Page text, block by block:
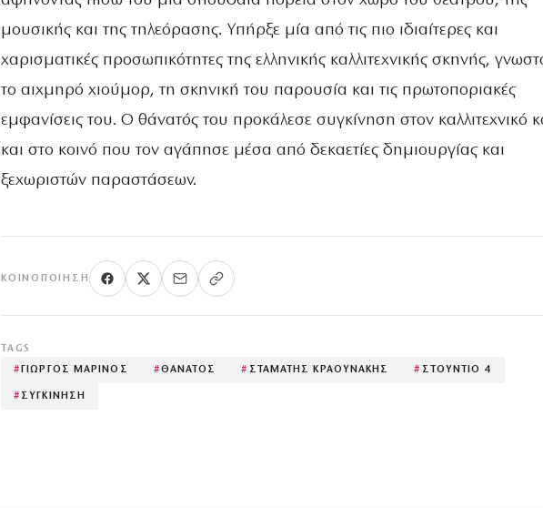
μουσικής και της τηλεόρασης. Υπήρξε μία από τις πιο ιδιαίτερες και
χαρισματικές προσωπικότητες της ελληνικής καλλιτεχνικής σκηνής,
το αιχμηρό χιούμορ, τη σκηνική του παρουσία και τις πρωτοποριακές
εμφανίσεις του. Ο θάνατός του προκάλεσε συγκίνηση στον καλλιτεχνικό
και στο κοινό που τον αγάπησε μέσα από δεκαετίες δημιουργίας και
ξεχωριστών παραστάσεων.
ΚΟΙΝΟΠΟΊΗΣΗ
TAGS
# ΓΙΩΡΓΟΣ ΜΑΡΙΝΟΣ #ΘΑΝΑΤΟΣ # ΣΤΑΜΑΤΗΣ ΚΡΑΟΥΝΑΚΗΣ # ΣΤΟΥΝΤΙΟ 4
# ΣΥΓΚΙΝΗΣΗ